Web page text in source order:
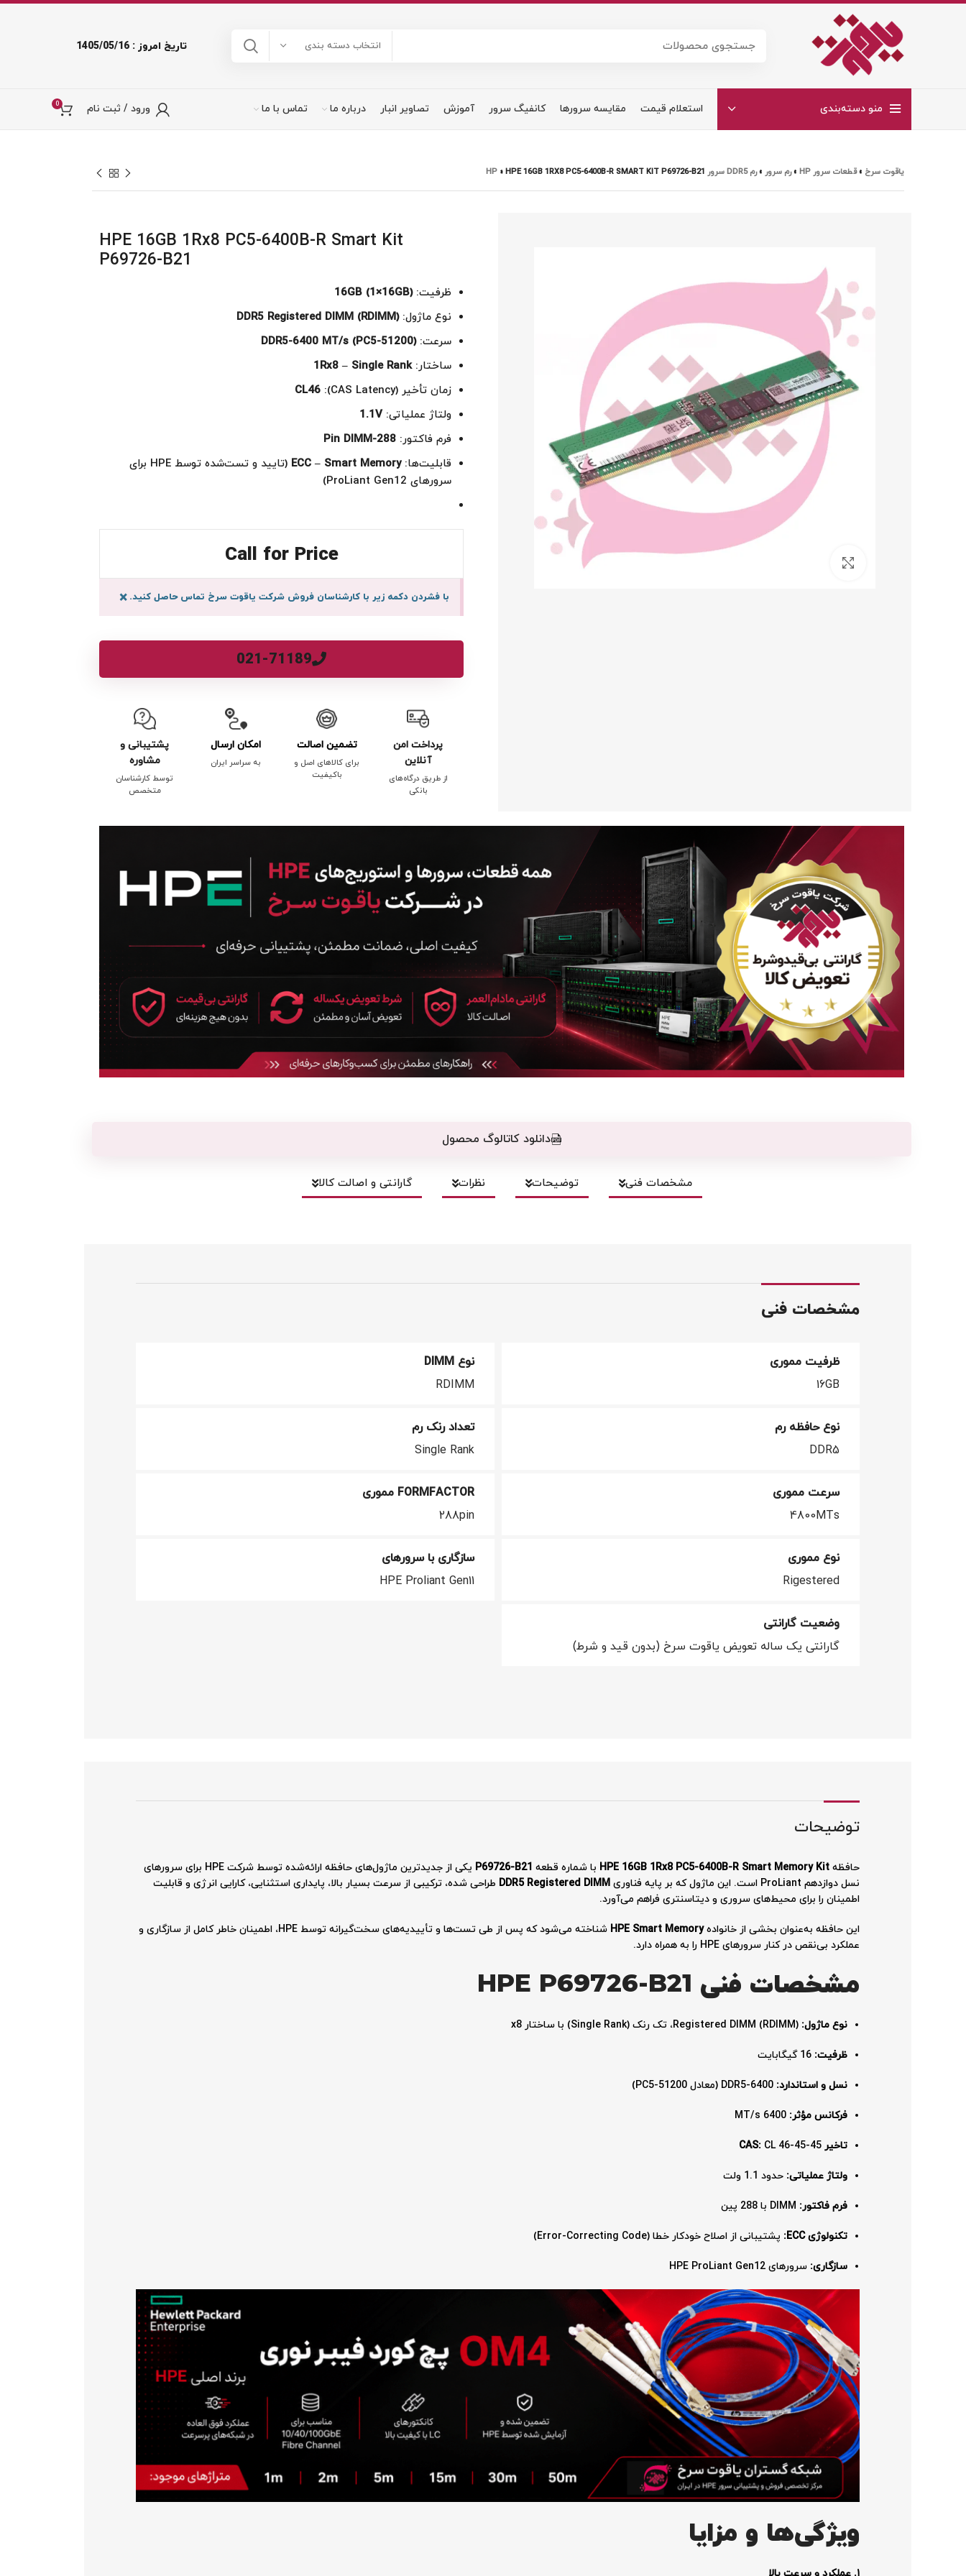
انتخاب دسته بندی تاریخ امروز : 1405/05/16
منو دسته‌بندی استعلام قیمت مقایسه سرورها کانفیگ سرور آموزش تصاویر انبار درباره ما تماس با ما ورود / ثبت نام 0
یاقوت سرخ »قطعات سرور HP »رم سرور »رم DDR5 سرور HP »HPE 16GB 1RX8 PC5-6400B-R SMART KIT P69726-B21
HPE 16GB 1Rx8 PC5-6400B-R Smart Kit
P69726-B21
ظرفیت:16GB (1×16GB)
نوع ماژول:DDR5 Registered DIMM (RDIMM)
سرعت:DDR5-6400 MT/s (PC5-51200)
ساختار:1Rx8 – Single Rank
زمان تأخیر (CAS Latency):
CL46
ولتاژ عملیاتی:1.1V
فرم فاکتور: 288-Pin DIMM
قابلیت‌ها:ECC – Smart Memory
(تایید و تست‌شده توسط HPE برای
سرورهای ProLiant Gen12)
Call for Price
با فشردن دکمه زیر با کارشناسان فروش شرکت یاقوت سرخ تماس حاصل کنید.×
021-71189
پرداخت امن
آنلاین
از طریق درگاه‌های
بانکی
تضمین اصالت
برای کالاهای اصل و
باکیفیت
امکان ارسال
به سراسر ایران
پشتیبانی و
مشاوره
توسط کارشناسان
متخصص
دانلود کاتالوگ محصول
مشخصات فنی توضیحات نظرات گارانتی و اصالت کالا
مشخصات فنی
ظرفیت مموری
16GB
نوع DIMM
RDIMM
نوع حافظه رم
DDR5
تعداد رنک رم
Single Rank
سرعت مموری
4800MTs
FORMFACTOR مموری
288pin
نوع مموری
Rigestered
سازگاری با سرورهای
HPE Proliant Gen11
وضعیت گارانتی
گارانتی یک ساله تعویض یاقوت سرخ (بدون قید و شرط)
توضیحات
حافظه HPE 16GB 1Rx8 PC5-6400B-R Smart Memory Kit با شماره قطعه P69726-B21
یکی از جدیدترین ماژول‌های حافظه ارائه‌شده توسط شرکت HPE برای سرورهای
نسل دوازدهم ProLiant است. این ماژول که بر پایه فناوری
DDR5 Registered DIMM طراحی شده، ترکیبی از سرعت بسیار بالا، پایداری استثنایی، کارایی انرژی و قابلیت
اطمینان را برای محیط‌های سروری و دیتاسنتری فراهم می‌آورد.
این حافظه به‌عنوان بخشی از خانوادهHPE Smart Memory
شناخته می‌شود که پس از طی تست‌ها و تأییدیه‌های سخت‌گیرانه توسط HPE، اطمینان خاطر کامل از سازگاری و
عملکرد بی‌نقص در کنار سرورهای HPE را به همراه دارد.
مشخصات فنی HPE P69726-B21
نوع ماژول:
ظرفیت:
نسل و استاندارد:
فرکانس مؤثر:
تاخیر CAS: CL 46-45-45
ولتاژ عملیاتی: حدود 1.1 ولت
فرم فاکتور:
تکنولوژی ECC: پشتیبانی از اصلاح خودکار خطا (Error-Correcting Code)
سازگاری: سرورهای HPE ProLiant Gen12
ویژگی‌ها و مزایا